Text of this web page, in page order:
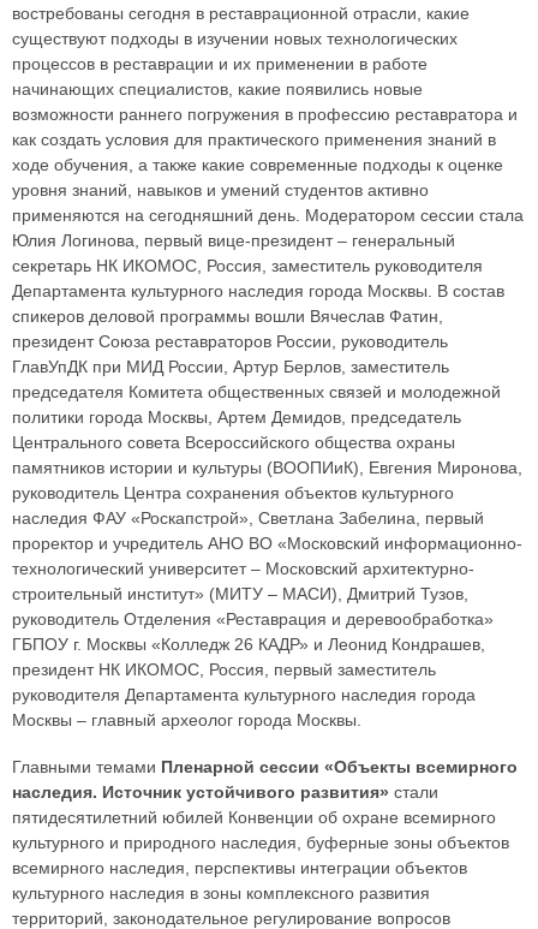
востребованы сегодня в реставрационной отрасли, какие
существуют подходы в изучении новых технологических
процессов в реставрации и их применении в работе
начинающих специалистов, какие появились новые
возможности раннего погружения в профессию реставратора и
как создать условия для практического применения знаний в
ходе обучения, а также какие современные подходы к оценке
уровня знаний, навыков и умений студентов активно
применяются на сегодняшний день. Модератором сессии стала
Юлия Логинова, первый вице-президент – генеральный
секретарь НК ИКОМОС, Россия, заместитель руководителя
Департамента культурного наследия города Москвы. В состав
спикеров деловой программы вошли Вячеслав Фатин,
президент Союза реставраторов России, руководитель
ГлавУпДК при МИД России, Артур Берлов, заместитель
председателя Комитета общественных связей и молодежной
политики города Москвы, Артем Демидов, председатель
Центрального совета Всероссийского общества охраны
памятников истории и культуры (ВООПИиК), Евгения Миронова,
руководитель Центра сохранения объектов культурного
наследия ФАУ «Роскапстрой», Светлана Забелина, первый
проректор и учредитель АНО ВО «Московский информационно-
технологический университет – Московский архитектурно-
строительный институт» (МИТУ – МАСИ), Дмитрий Тузов,
руководитель Отделения «Реставрация и деревообработка»
ГБПОУ г. Москвы «Колледж 26 КАДР» и Леонид Кондрашев,
президент НК ИКОМОС, Россия, первый заместитель
руководителя Департамента культурного наследия города
Москвы – главный археолог города Москвы.
Главными темами Пленарной сессии «Объекты всемирного
наследия. Источник устойчивого развития» стали
пятидесятилетний юбилей Конвенции об охране всемирного
культурного и природного наследия, буферные зоны объектов
всемирного наследия, перспективы интеграции объектов
культурного наследия в зоны комплексного развития
территорий, законодательное регулирование вопросов